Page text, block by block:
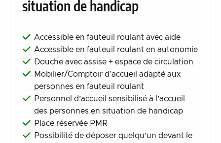
situation de handicap
Accessible en fauteuil roulant avec aide
Accessible en fauteuil roulant en autonomie
Douche avec assise + espace de circulation
Mobilier/Comptoir d'accueil adapté aux
personnes en fauteuil roulant
Personnel d’accueil sensibilisé à l’accueil
des personnes en situation de handicap
Place réservée PMR
Possibilité de déposer quelqu’un devant le